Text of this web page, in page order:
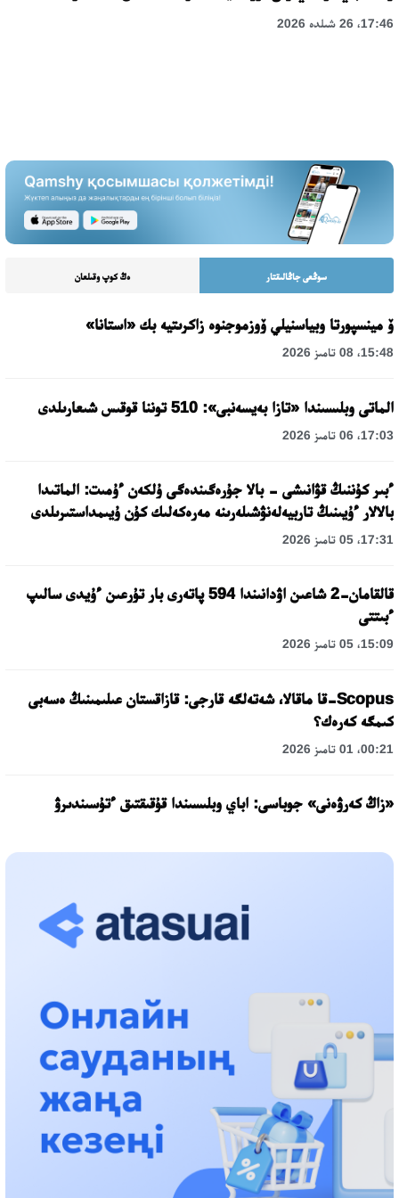
17:46، 26 شىلدە 2026
سوڭعى جاڭالىقتار ەڭ كوپ وقىلعان
ۆ مينسپورتا وبياسنيلي ۆوزموجنوە زاكرىتيە بك «استانا»
15:48، 08 تامىز 2026
الماتى وبلىسىندا «تازا بەيسەنبى»: 510 توننا قوقىس شىعارىلدى
17:03، 06 تامىز 2026
ءبىر كۇننىڭ قۋانىشى - بالا جۇرەگىندەگى ۇلكەن ءۇمىت: الماتىدا
بالالار ءۇيىنىڭ تاربيەلەنۋشىلەرىنە مەرەكەلىك كۇن ۇيىمداستىرىلدى
17:31، 05 تامىز 2026
قالقامان-2 شاعىن اۋدانىندا 594 پاتەرى بار تۇرعىن ءۇيدى سالىپ
ءبىتتى
15:09، 05 تامىز 2026
Scopus-قا ماقالا، شەتەلگە قارجى: قازاقستان عىلىمىنىڭ ەسەبى
كىمگە كەرەك؟
00:21، 01 تامىز 2026
«زاڭ كەرۋەنى» جوباسى: اباي وبلىسىندا قۇقىقتىق ءتۇسىندىرۋ
17:31، 31 شىلدە 2026
حالىقارالىق «فورمۋلا-1 H2O» جارىسىن قونايەۆ قالاسىندا وتكىزۋ
اسحات اسىلبەكوۆ: كۇشتى بيلىككە كۇشتى تۇلعالار كەرەك!
12:01، 28 شىلدە 2026
ابزال دوستيار: دۋمان مۇحامەتكارىمدى الماتى تۇرمەسىنە اۋىستىرۋى